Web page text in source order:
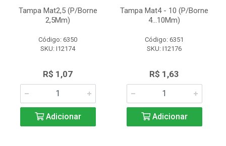
Tampa Mat2,5 (P/Borne
2,5Mm)
Código: 6350
SKU: I12174
R$ 1,07
Adicionar
Tampa Mat4 - 10 (P/Borne
4...10Mm)
Código: 6351
SKU: I12176
R$ 1,63
Adicionar